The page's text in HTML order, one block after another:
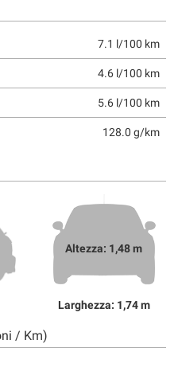
7.1 l/100 km
4.6 l/100 km
5.6 l/100 km
128.0 g/km
Altezza: 1,48 m
Larghezza: 1,74 m
/ Km)